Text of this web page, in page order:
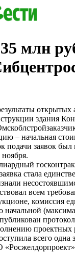
млн
открытых
здания
– начальная
подачи заявок был
стала
всем
комиссия
начальной
проектных
всего